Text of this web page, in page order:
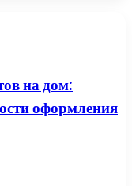
на дом:
оформления